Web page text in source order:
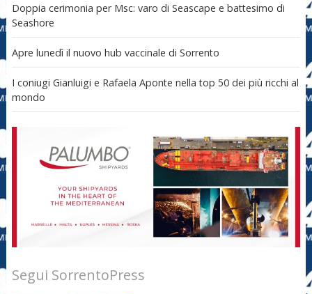
Doppia cerimonia per Msc: varo di Seascape e battesimo di
Seashore
Apre lunedì il nuovo hub vaccinale di Sorrento
I coniugi Gianluigi e Rafaela Aponte nella top 50 dei più ricchi al
mondo
Segui SorrentoPress